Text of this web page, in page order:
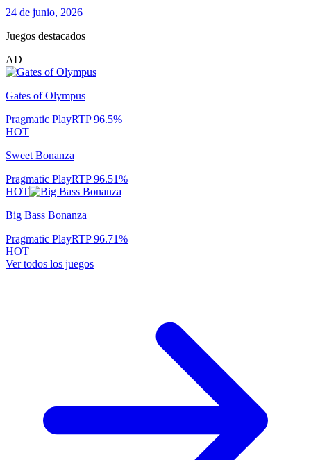
24 de junio, 2026
Juegos destacados
AD
Gates of Olympus
Pragmatic PlayRTP96.5%
HOT
Sweet Bonanza
Pragmatic PlayRTP96.51%
HOT
Big Bass Bonanza
Pragmatic PlayRTP96.71%
HOT
Ver todos los juegos